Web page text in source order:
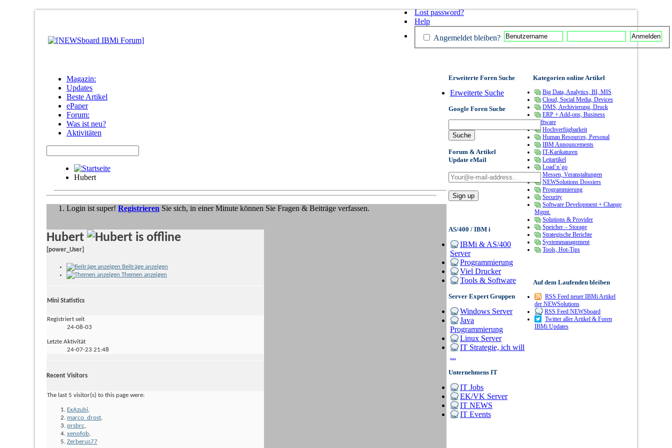
Magazin:
Updates
Beste Artikel
ePaper
Forum:
Was ist neu?
Aktivitäten
Hubert
Lost password?
Help
Angemeldet bleiben?
Login ist super! Registrieren Sie sich, in einer Minute können Sie Fragen & Beiträge verfassen.
Hubert
[power_User]
Beiträge anzeigen
Themen anzeigen
Mini Statistics
Registriert seit
24-08-03
Letzte Aktivität
24-07-23 21:48
Recent Visitors
The last 5 visitor(s) to this page were:
ExAzubi,
marco_drost,
prsbrc,
xenofob,
Zerberus77
Erweiterte Foren Suche
Erweiterte Suche
Google Foren Suche
Forum & Artikel
Update eMail
AS/400 / IBM i
IBMi & AS/400
Server
Programmierung
Viel Drucker
Tools & Software
Server Expert Gruppen
Windows Server
Java
Programmierung
Linux Server
IT Strategie, ich will
...
Unternehmens IT
IT Jobs
EK/VK Server
IT NEWS
IT Events
Kategorien online Artikel
Big Data, Analytics, BI, MIS
Cloud, Social Media, Devices
DMS, Archivierung, Druck
ERP + Add-ons, Business
Software
Hochverfügbarkeit
Human Resources, Personal
IBM Announcements
IT-Karikaturen
Leitartikel
Load`n`go
Messen, Veranstaltungen
NEWSolutions Dossiers
Programmierung
Security
Software Development + Change
Mgmt.
Solutions & Provider
Speicher – Storage
Strategische Berichte
Systemmanagement
Tools, Hot-Tips
Auf dem Laufenden bleiben
RSS Feed neuer IBMi Artikel
der NEWSolutions
RSS Feed NEWSboard
Twitter aller Artikel & Foren
IBMi Updates